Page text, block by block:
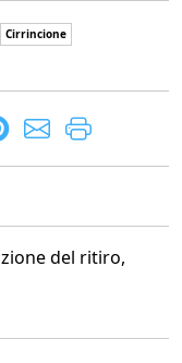
Cirrincione
del ritiro,